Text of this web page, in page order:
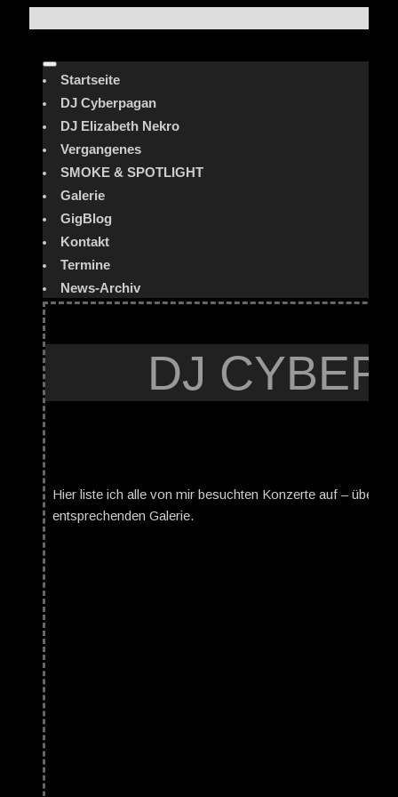
Startseite
DJ Cyberpagan
DJ Elizabeth Nekro
Vergangenes
SMOKE & SPOTLIGHT
Galerie
GigBlog
Kontakt
Termine
News-Archiv
DJ
Hier liste ich alle von mir besuchten Konzerte auf – über
entsprechenden Galerie.